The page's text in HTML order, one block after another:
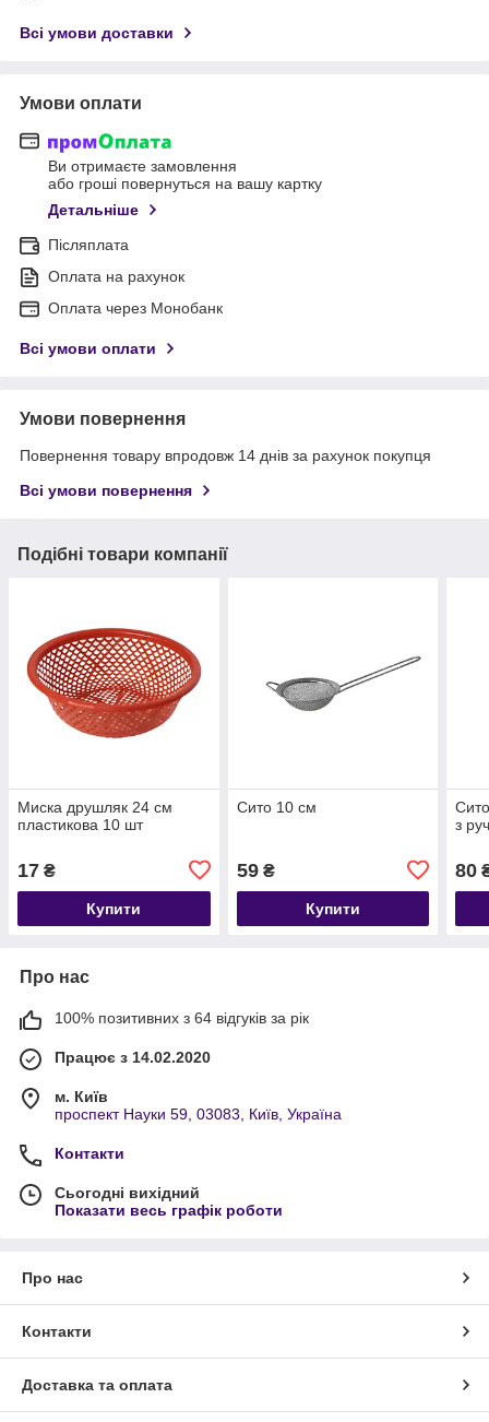
Всі умови доставки
Умови оплати
Ви отримаєте замовлення
або гроші повернуться на вашу картку
Детальніше
Післяплата
Оплата на рахунок
Оплата через Монобанк
Всі умови оплати
Умови повернення
Повернення товару впродовж 14 днів за рахунок покупця
Всі умови повернення
Подібні товари компанії
Миска друшляк 24 см
пластикова 10 шт
17 ₴
Купити
Сито 10 см
59₴
Купити
з
80
Про нас
100% позитивних з 64 відгуків за рік
Працює з 14.02.2020
м. Київ
проспект Науки 59, 03083, Київ, Україна
Контакти
Сьогодні вихідний
Показати весь графік роботи
Про нас
Контакти
Доставка та оплата